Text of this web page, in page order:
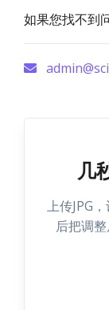
如果您找不到
几
上传JPG
后把调整